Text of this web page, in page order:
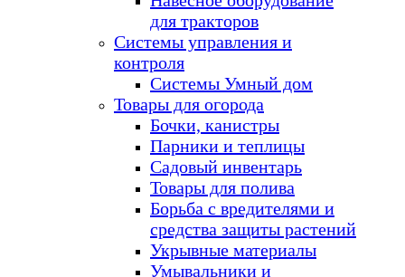
для тракторов
Системы управления и
контроля
Системы Умный дом
Товары для огорода
Бочки, канистры
Парники и теплицы
Садовый инвентарь
Товары для полива
Борьба с вредителями и
средства защиты растений
Укрывные материалы
Умывальники и